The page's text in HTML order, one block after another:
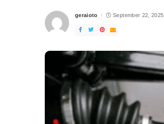
Posted
geraioto September 22, 2025